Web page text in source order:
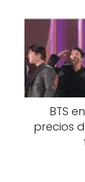
BTS
precios